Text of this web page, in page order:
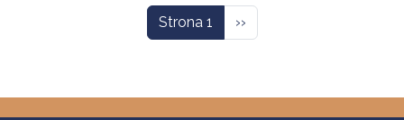
Strona 1 Następna strona
››